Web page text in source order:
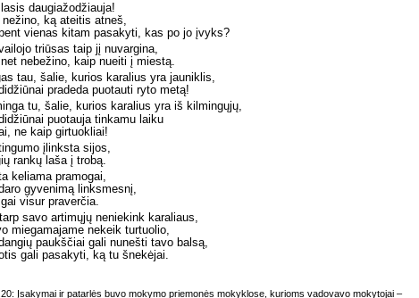
daugiažodžiauja!
nežino, ką ateitis atneš,
vienas kitam pasakyti, kas po jo įvyks?
triūsas taip jį nuvargina,
nebežino, kaip nueiti į miestą.
tau, šalie, kurios karalius yra jauniklis,
pradeda puotauti ryto metą!
tu, šalie, kurios karalius yra iš kilmingųjų,
puotauja tinkamu laiku
ne kaip girtuokliai!
įlinksta sijos,
rankų laša į trobą.
keliama pramogai,
gyvenimą linksmesnį,
visur praverčia.
savo artimųjų neniekink karaliaus,
miegamajame nekeik turtuolio,
paukščiai gali nunešti tavo balsą,
gali pasakyti, ką tu šnekėjai.
Įsakymai ir patarlės buvo mokymo priemonės mokyklose, kurioms vadovavo mokytojai –